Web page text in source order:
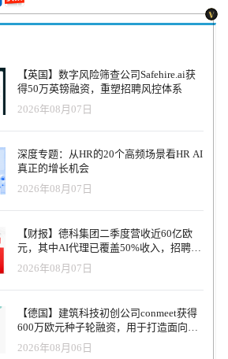
【英国】数字风险筛查公司Safehire.ai获
得50万英镑融资，重塑招聘风控体系
2026年08月07日
深度专题：从HR的20个高频场景看HR AI
真正的增长机会
2026年08月07日
【财报】德科集团二季度营收近60亿欧
元，其中AI代理已覆盖50%收入，招聘服
务进入运营重构阶段
2026年08月07日
【德国】建筑科技初创公司conmeet获得
600万欧元种子轮融资，用于打造面向贸
易和建筑行业的AI操作系统
2026年08月06日